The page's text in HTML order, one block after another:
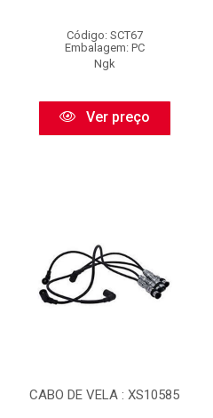
Código: SCT67
Embalagem: PC
Ngk
Ver preço
CABO DE VELA : XS10585